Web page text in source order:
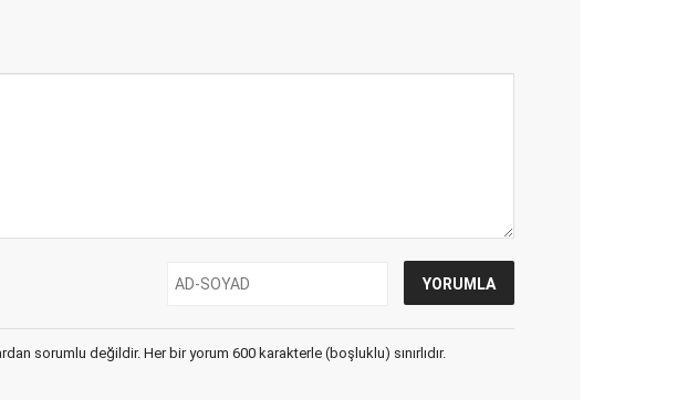
sorumlu değildir. Her bir yorum 600 karakterle (boşluklu) sınırlıdır.